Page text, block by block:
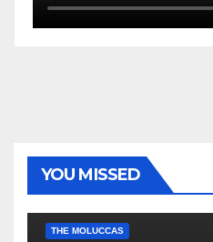
YOU MISSED
THE MOLUCCAS